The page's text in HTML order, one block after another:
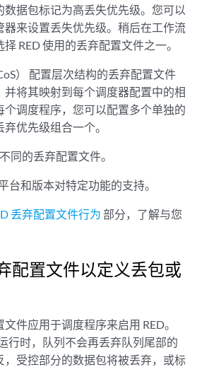
据包标记为高丢失优先级。您可以
来设置丢失优先级。稍后在工作流
RED 使用的丢弃配置文件之一。
） 配置层次结构的丢弃配置文件
将其映射到每个调度器配置中的相
个调度程序，您可以配置多个单独的
优先级组合一个。
同的丢弃配置文件。
台和版本对特定功能的支持。
丢弃配置文件行为 部分，了解与您
配置文件以定义丢包或
件应用于调度程序来启用 RED。
行时，队列不会再丢弃队列尾部的
，受控部分的数据包将被丢弃，或标